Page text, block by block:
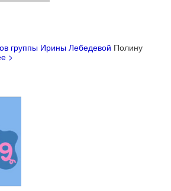
группы Ирины Лебедевой Полину
>